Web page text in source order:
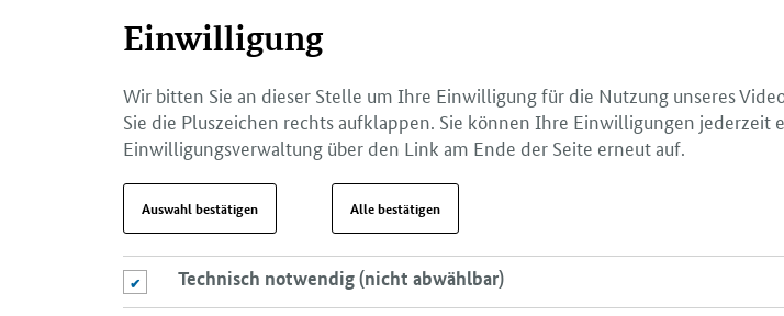
Einwilligung
Wir bitten Sie an dieser Stelle um Ihre Einwilligung für die Nutzung unseres
Sie die Pluszeichen rechts aufklappen. Sie können Ihre Einwilligungen
Einwilligungsverwaltung über den Link am Ende der Seite erneut auf.
Auswahl bestätigen Alle bestätigen
Technisch notwendig (nicht abwählbar)
Technisch notwendig (nicht abwählbar)